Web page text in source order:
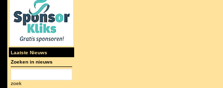
Laatste Nieuws
Zoeken in nieuws
zoek